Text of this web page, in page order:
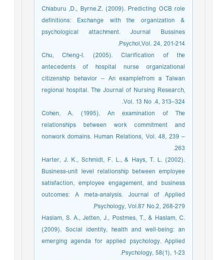
Chiaburu ,D., Byrne.Z. (2009). Predicting OCB role
definitions: Exchange with the organization &
psychological attachment. Journal Bussines
Psychol,Vol. 24, 201-214.
Chu, Cheng-I. (2005). Clarification of the
antecedents of hospital nurse organizational
citizenship behavior – An examplefrom a Taiwan
regional hospital. The Journal of Nursing Research,
Vol. 13 No .4, 313–324.
Cohen, A. (1995). An examination of The
relationships between work commitment and
nonwork domains. Human Relations, Vol. 48, 239 –
263.
Harter, J. K., Schmidt, F. L., & Hays, T. L. (2002).
Business-unit level relationship between employee
satisfaction, employee engagement, and business
outcomes: A meta-analysis. Journal of Applied
Psychology, Vol.87 No.2, 268-279.
Haslam, S. A., Jetten, J., Postmes, T., & Haslam, C.
(2009). Social identity, health and well‐being: an
emerging agenda for applied psychology. Applied
Psychology, 58(1), 1-23.